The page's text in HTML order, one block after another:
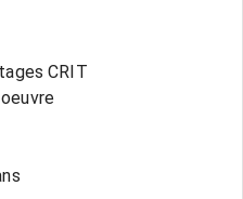
CRIT